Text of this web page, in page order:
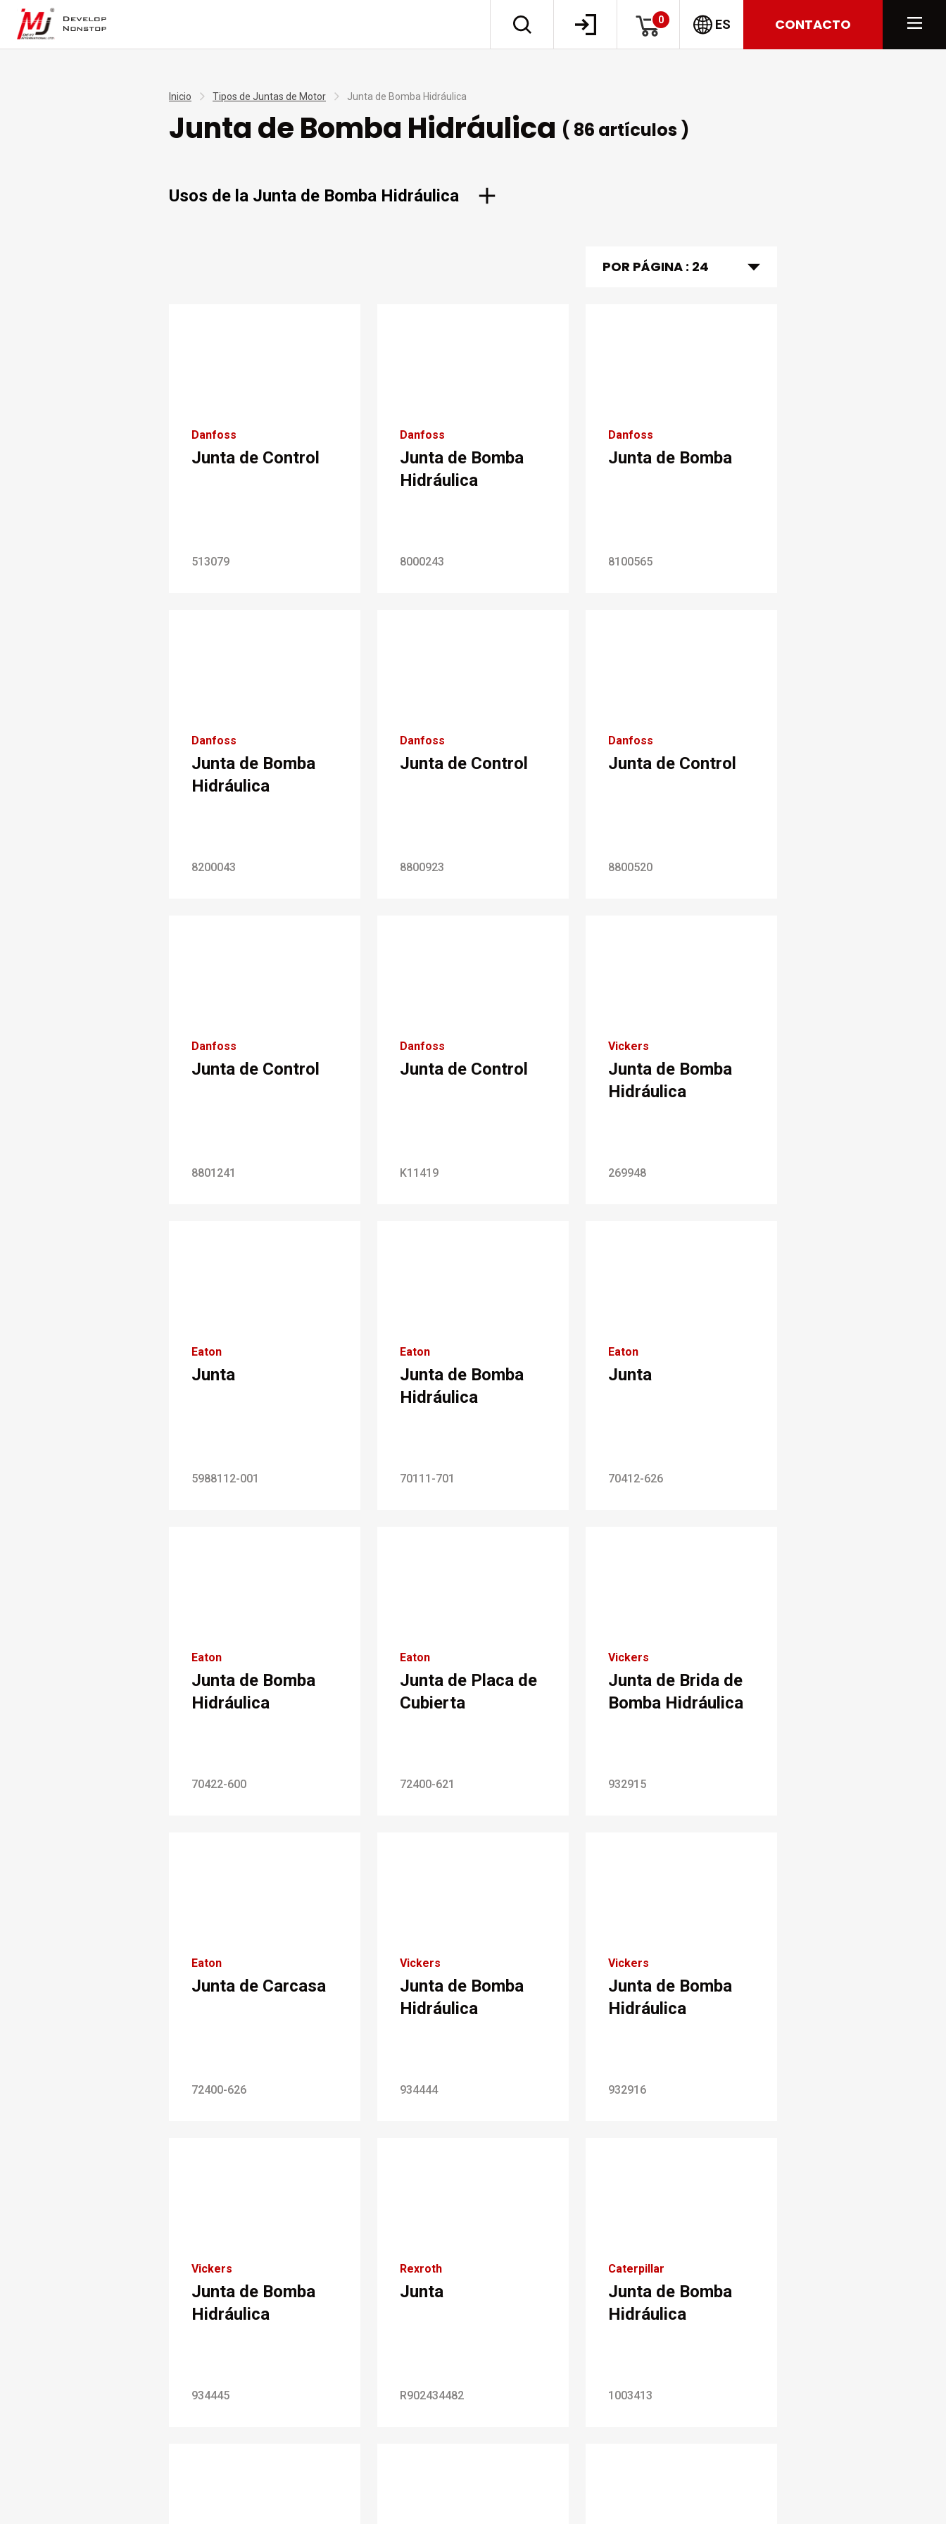
0 ES CONTACTO
Inicio Tipos de Juntas de Motor Junta de Bomba Hidráulica
Junta de Bomba Hidráulica ( 86 artículos )
Usos de la Junta de Bomba Hidráulica
POR PÁGINA : 24
Danfoss
Junta de Control
513079
Danfoss
Junta de Bomba
Hidráulica
8000243
Danfoss
Junta de Bomba
8100565
Danfoss
Junta de Bomba
Hidráulica
8200043
Danfoss
Junta de Control
8800923
Danfoss
Junta de Control
8800520
Danfoss
Junta de Control
8801241
Danfoss
Junta de Control
K11419
Vickers
Junta de Bomba
Hidráulica
269948
Eaton
Junta
5988112-001
Eaton
Junta de Bomba
Hidráulica
70111-701
Eaton
Junta
70412-626
Eaton
Junta de Bomba
Hidráulica
70422-600
Eaton
Junta de Placa de
Cubierta
72400-621
Vickers
Junta de Brida de
Bomba Hidráulica
932915
Eaton
Junta de Carcasa
72400-626
Vickers
Junta de Bomba
Hidráulica
934444
Vickers
Junta de Bomba
Hidráulica
932916
Vickers
Junta de Bomba
Hidráulica
934445
Rexroth
Junta
R902434482
Caterpillar
Junta de Bomba
Hidráulica
1003413